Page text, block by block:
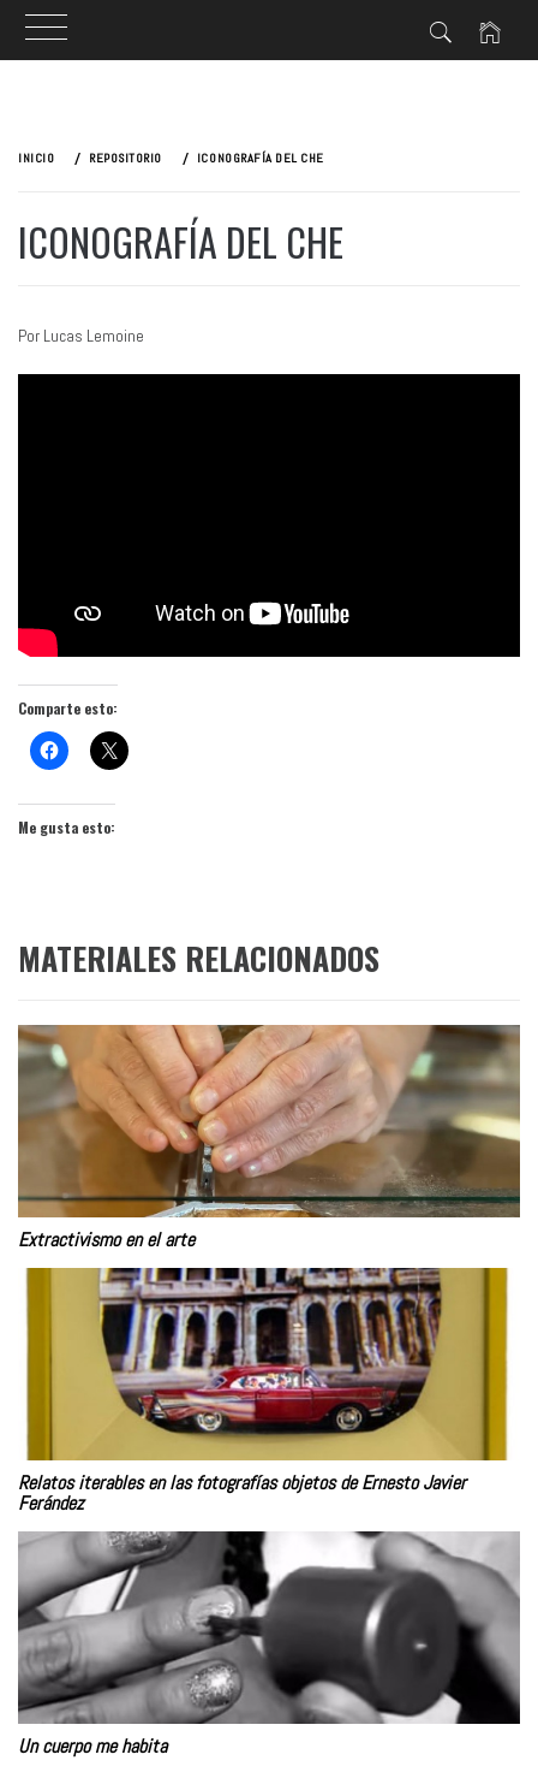
contenido
INICIO REPOSITORIO ICONOGRAFÍA DEL CHE
ICONOGRAFÍA DEL CHE
Por Lucas Lemoine
Comparte esto:
Me gusta esto:
MATERIALES RELACIONADOS
Extractivismo en el arte
Relatos iterables en las fotografías objetos de Ernesto Javier
Ferández
Un cuerpo me habita